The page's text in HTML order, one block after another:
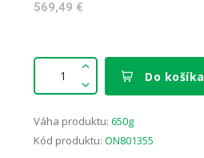
569,49 €
Do košíka
Váha produktu: 650g
Kód produktu: ON801355